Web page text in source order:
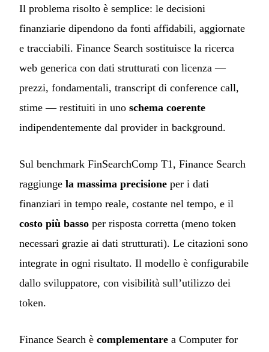
Il problema risolto è semplice: le decisioni
finanziarie dipendono da fonti affidabili, aggiornate
e tracciabili. Finance Search sostituisce la ricerca
web generica con dati strutturati con licenza —
prezzi, fondamentali, transcript di conference call,
stime — restituiti in uno schema coerente
indipendentemente dal provider in background.
Sul benchmark FinSearchComp T1, Finance Search
raggiunge la massima precisione per i dati
finanziari in tempo reale, costante nel tempo, e il
costo più basso per risposta corretta (meno token
necessari grazie ai dati strutturati). Le citazioni sono
integrate in ogni risultato. Il modello è configurabile
dallo sviluppatore, con visibilità sull’utilizzo dei
token.
Finance Search è complementare a Computer for